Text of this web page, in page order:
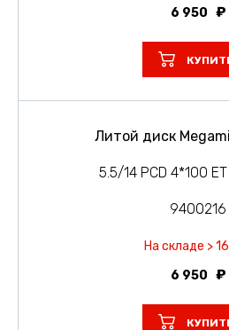
6 950
Литой диск
5.5/14 PCD 4*100 ET
9400216
На складе >
6 950